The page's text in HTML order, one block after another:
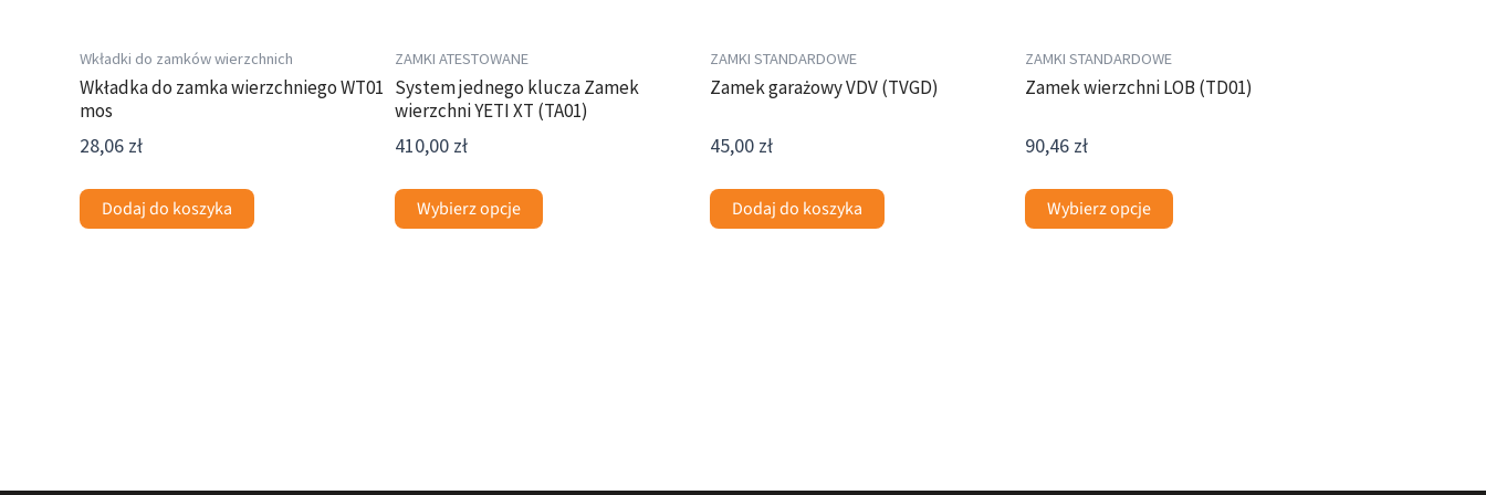
Wkładki do zamków wierzchnich
Wkładka do zamka wierzchniego WT01
mos
28,06 zł
Dodaj do koszyka
ZAMKI ATESTOWANE
System jednego klucza Zamek
wierzchni YETI XT (TA01)
410,00 zł
Wybierz opcje
ZAMKI STANDARDOWE
Zamek garażowy VDV (TVGD)
45,00 zł
Dodaj do koszyka
ZAMKI STANDARDOWE
Zamek wierzchni LOB (TD01)
90,46 zł
Wybierz opcje